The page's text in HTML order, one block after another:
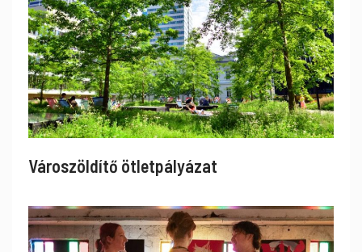
Városzöldítő ötletpályázat